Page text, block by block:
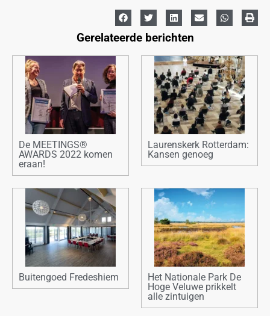
Gerelateerde berichten
De MEETINGS®
AWARDS 2022 komen
eraan!
Laurenskerk Rotterdam:
Kansen genoeg
Buitengoed Fredeshiem
Het Nationale Park De
Hoge Veluwe prikkelt
alle zintuigen